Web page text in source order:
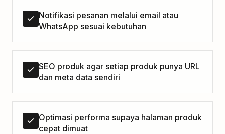
Notifikasi pesanan melalui email atau
WhatsApp sesuai kebutuhan
SEO produk agar setiap produk punya URL
dan meta data sendiri
Optimasi performa supaya halaman produk
cepat dimuat